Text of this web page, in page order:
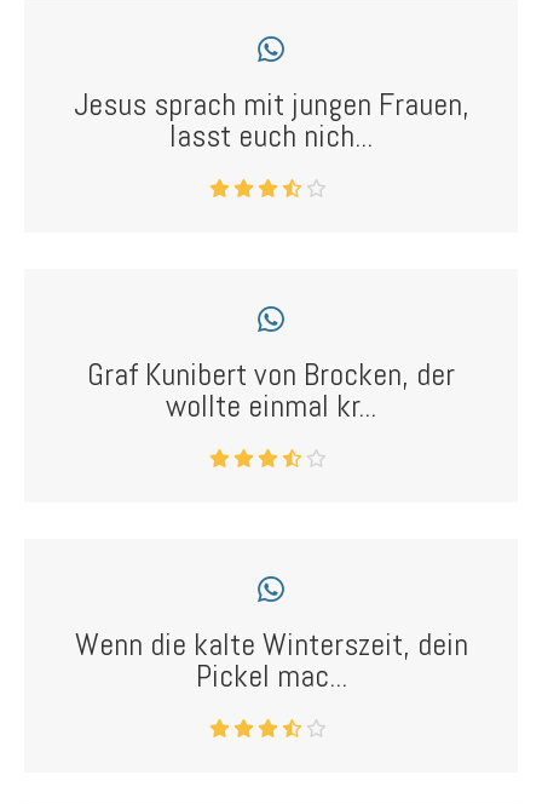
Jesus sprach mit jungen Frauen,
lasst euch nich...
Graf Kunibert von Brocken, der
wollte einmal kr...
Wenn die kalte Winterszeit, dein
Pickel mac...